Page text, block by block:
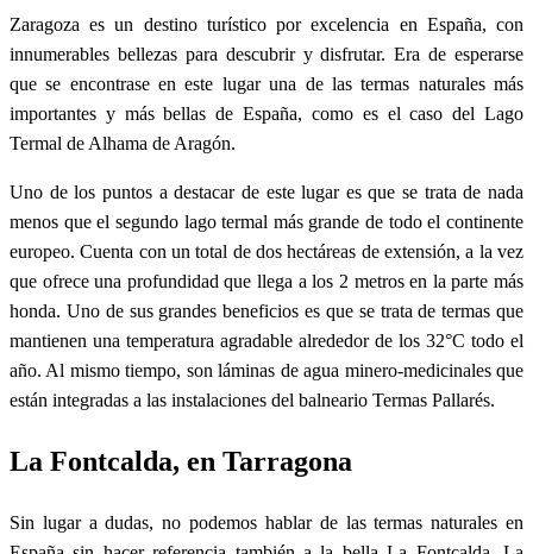
Zaragoza es un destino turístico por excelencia en España, con
innumerables bellezas para descubrir y disfrutar. Era de esperarse
que se encontrase en este lugar una de las termas naturales más
importantes y más bellas de España, como es el caso del Lago
Termal de Alhama de Aragón.
Uno de los puntos a destacar de este lugar es que se trata de nada
menos que el segundo lago termal más grande de todo el continente
europeo. Cuenta con un total de dos hectáreas de extensión, a la vez
que ofrece una profundidad que llega a los 2 metros en la parte más
honda. Uno de sus grandes beneficios es que se trata de termas que
mantienen una temperatura agradable alrededor de los 32°C todo el
año. Al mismo tiempo, son láminas de agua minero-medicinales que
están integradas a las instalaciones del balneario Termas Pallarés.
La Fontcalda, en Tarragona
Sin lugar a dudas, no podemos hablar de las termas naturales en